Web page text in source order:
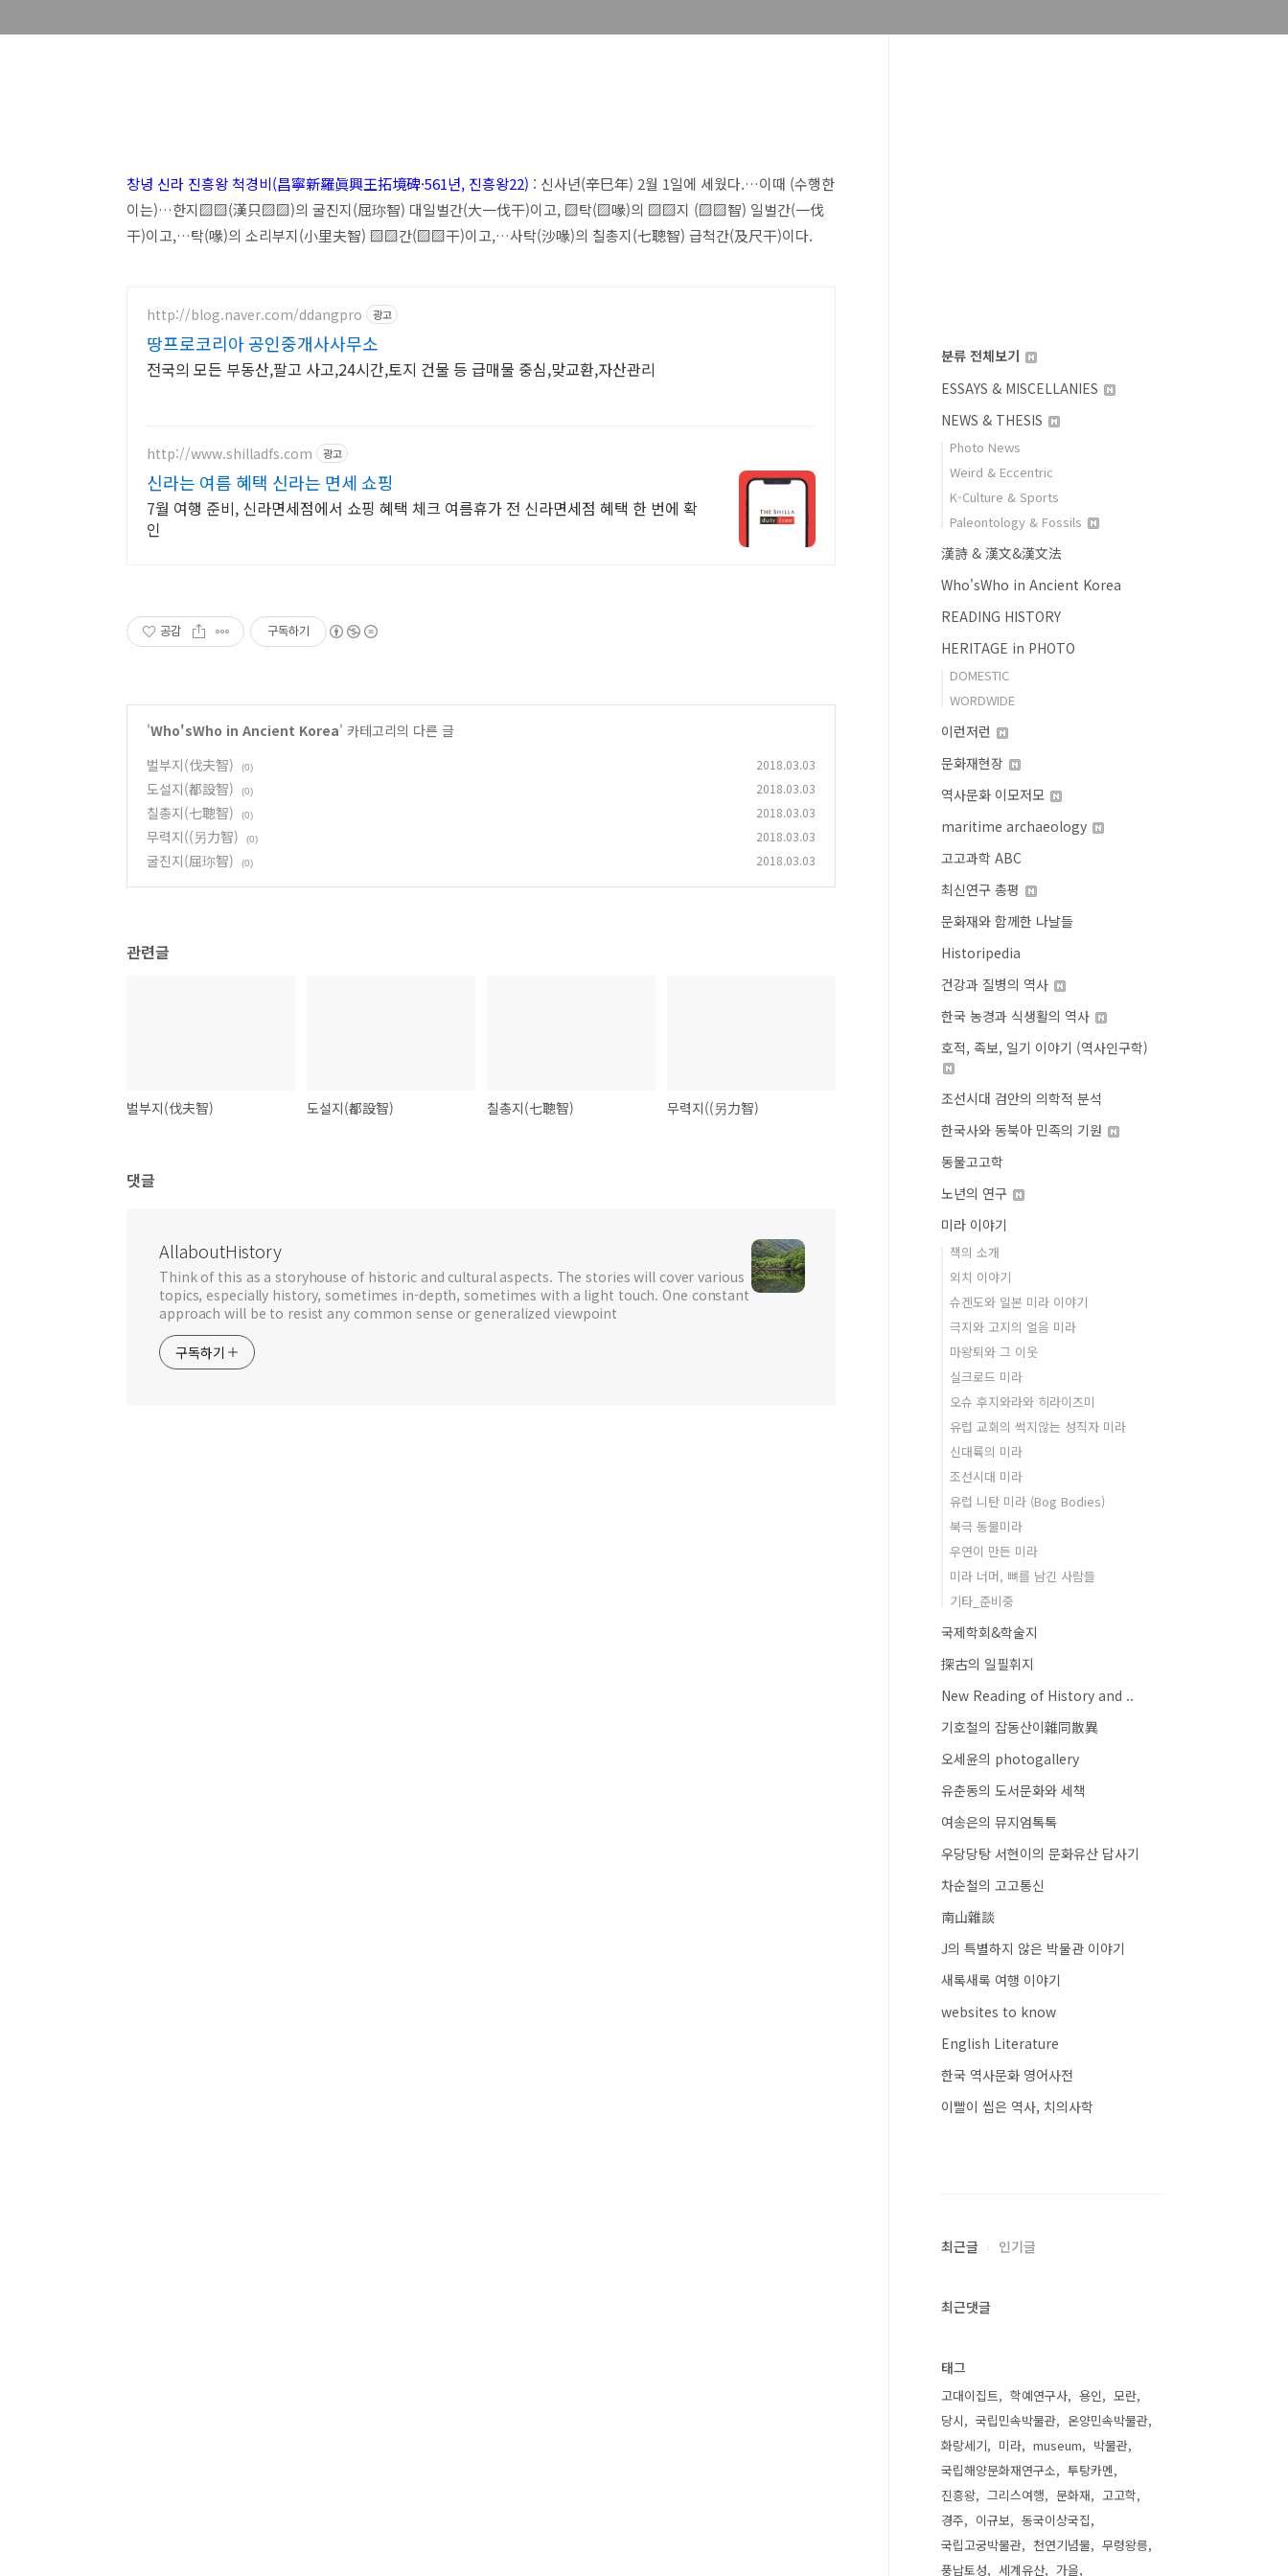
창녕 신라 진흥왕 척경비(昌寧新羅眞興王拓境碑·561년, 진흥왕22) : 신사년(辛巳年) 2월 1일에 세웠다.…이때 (수행한
이는)…한지▨▨(漢只▨▨)의 굴진지(屈珎智) 대일벌간(大一伐干)이고, ▨탁(▨喙)의 ▨▨지 (▨▨智) 일벌간(一伐
干)이고,…탁(喙)의 소리부지(小里夫智) ▨▨간(▨▨干)이고,…사탁(沙喙)의 칠총지(七聰智) 급척간(及尺干)이다.
http://blog.naver.com/ddangpro 광고
땅프로코리아 공인중개사사무소
전국의 모든 부동산,팔고 사고,24시간,토지 건물 등 급매물 중심,맞교환,자산관리
http://www.shilladfs.com 광고
신라는 여름 혜택 신라는 면세 쇼핑
7월 여행 준비, 신라면세점에서 쇼핑 혜택 체크 여름휴가 전 신라면세점 혜택 한 번에 확
인
공감 구독하기
'Who'sWho in Ancient Korea' 카테고리의 다른 글
벌부지(伐夫智)
(0) 2018.03.03
도설지(都設智) (0) 2018.03.03
칠총지(七聰智) (0) 2018.03.03
무력지((另力智) (0) 2018.03.03
굴진지(屈珎智) (0) 2018.03.03
관련글
벌부지(伐夫智) 도설지(都設智) 칠총지(七聰智) 무력지((另力智)
댓글
AllaboutHistory
Think of this as a storyhouse of historic and cultural aspects. The stories will cover various
topics, especially history, sometimes in-depth, sometimes with a light touch. One constant
approach will be to resist any common sense or generalized viewpoint
구독하기
분류 전체보기
ESSAYS & MISCELLANIES
NEWS & THESIS
Photo News
Weird & Eccentric
K-Culture & Sports
Paleontology & Fossils
漢詩 & 漢文&漢文法
Who'sWho in Ancient Korea
READING HISTORY
HERITAGE in PHOTO
DOMESTIC
WORDWIDE
이런저런
문화재현장
역사문화 이모저모
maritime archaeology
고고과학 ABC
최신연구 총평
문화재와 함께한 나날들
Historipedia
건강과 질병의 역사
한국 농경과 식생활의 역사
호적, 족보, 일기 이야기 (역사인구학)
조선시대 검안의 의학적 분석
한국사와 동북아 민족의 기원
동물고고학
노년의 연구
미라 이야기
책의 소개
외치 이야기
슈겐도와 일본 미라 이야기
극지와 고지의 얼음 미라
마왕퇴와 그 이웃
실크로드 미라
오슈 후지와라와 히라이즈미
유럽 교회의 썩지않는 성직자 미라
신대륙의 미라
조선시대 미라
유럽 니탄 미라 (Bog Bodies)
북극 동물미라
우연이 만든 미라
미라 너머, 뼈를 남긴 사람들
기타_준비중
국제학회&학술지
探古의 일필휘지
New Reading of History and ..
기호철의 잡동산이雜同散異
오세윤의 photogallery
유춘동의 도서문화와 세책
여송은의 뮤지엄톡톡
우당당탕 서현이의 문화유산 답사기
차순철의 고고통신
南山雜談
J의 특별하지 않은 박물관 이야기
새록새록 여행 이야기
websites to know
English Literature
한국 역사문화 영어사전
이빨이 씹은 역사, 치의사학
최근글 인기글
최근댓글
태그
고대이집트 학예연구사 용인
모란
당시
국립민속박물관
온양민속박물관
화랑세기
미라 museum
박물관
국립해양문화재연구소
투탕카멘
진흥왕
그리스여행 문화재
고고학
경주
이규보
동국이상국집
국립고궁박물관
천연기념물
무령왕릉
풍납토성
세계유산 가을